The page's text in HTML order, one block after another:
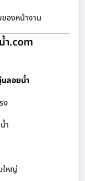
องหน้างาน
ำ.com
ลอยน้ำ
ง
ำ
ใหญ่